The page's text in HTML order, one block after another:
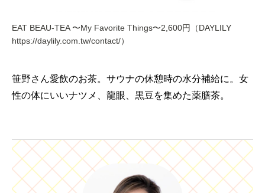
EAT BEAU-TEA 〜My Favorite Things〜2,600円（DAYLILY
https://daylily.com.tw/contact/）
笹野さん愛飲のお茶。サウナの休憩時の水分補給に。女
性の体にいいナツメ、龍眼、黒豆を集めた薬膳茶。